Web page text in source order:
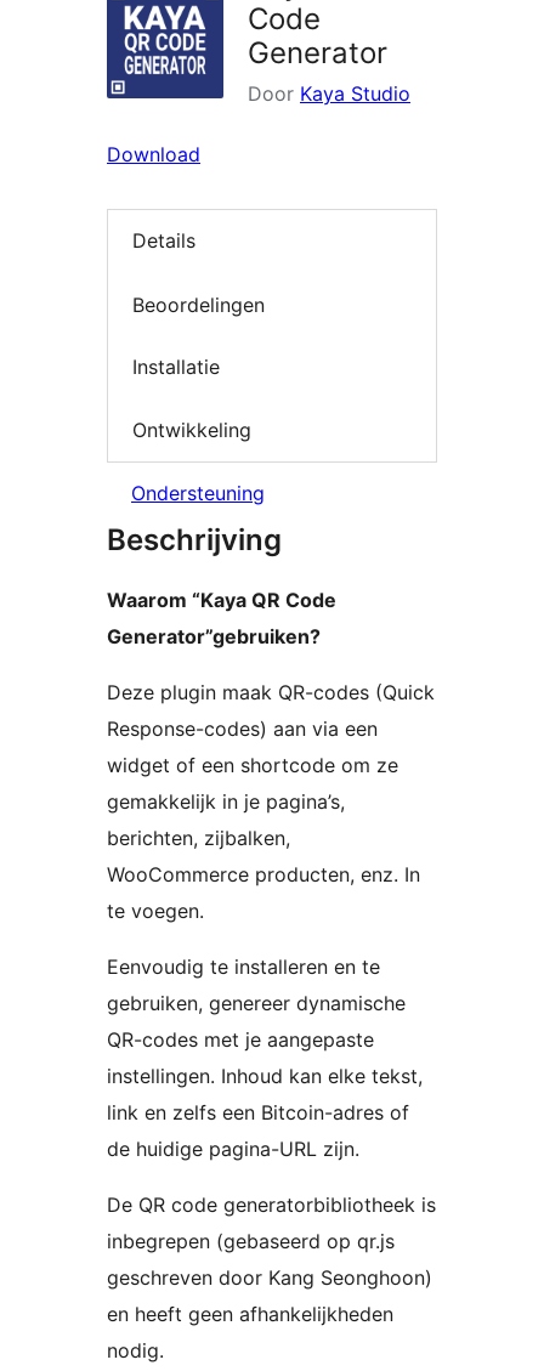
Code
Generator
Door Kaya Studio
Download
Details
Beoordelingen
Installatie
Ontwikkeling
Ondersteuning
Beschrijving
Waarom “Kaya QR Code
Generator”gebruiken?
Deze plugin maak QR-codes (Quick
Response-codes) aan via een
widget of een shortcode om ze
gemakkelijk in je pagina’s,
berichten, zijbalken,
WooCommerce producten, enz. In
te voegen.
Eenvoudig te installeren en te
gebruiken, genereer dynamische
QR-codes met je aangepaste
instellingen. Inhoud kan elke tekst,
link en zelfs een Bitcoin-adres of
de huidige pagina-URL zijn.
De QR code generatorbibliotheek is
inbegrepen (gebaseerd op qr.js
geschreven door Kang Seonghoon)
en heeft geen afhankelijkheden
nodig.